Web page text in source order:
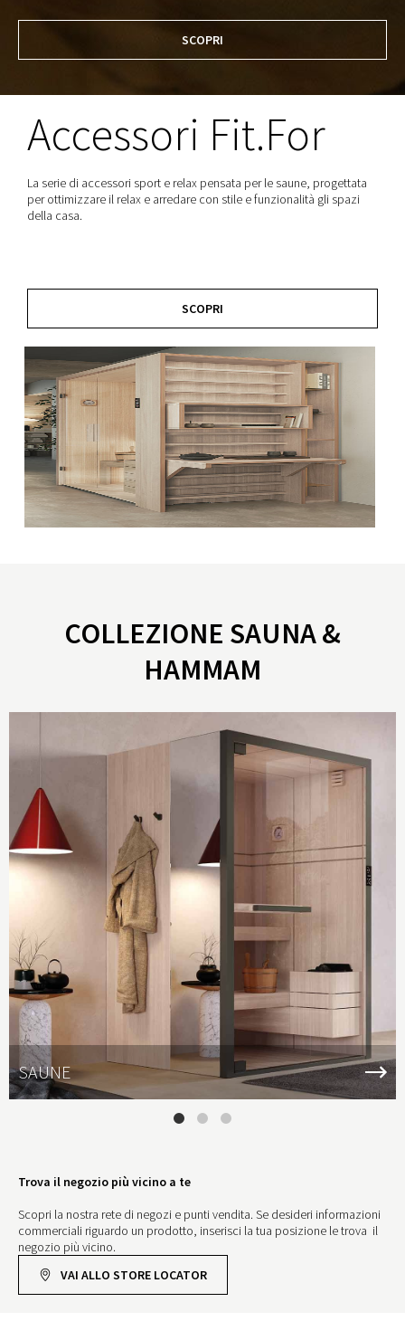
SCOPRI
Accessori Fit.For
La serie di accessori sport e relax pensata per le saune, progettata
per ottimizzare il relax e arredare con stile e funzionalità gli spazi
della casa.
SCOPRI
COLLEZIONE SAUNA &
HAMMAM
SAUNE
Trova il negozio più vicino a te
Scopri la nostra rete di negozi e punti vendita. Se desideri informazioni
commerciali riguardo un prodotto, inserisci la tua posizione le trova il
negozio più vicino.
VAI ALLO STORE LOCATOR